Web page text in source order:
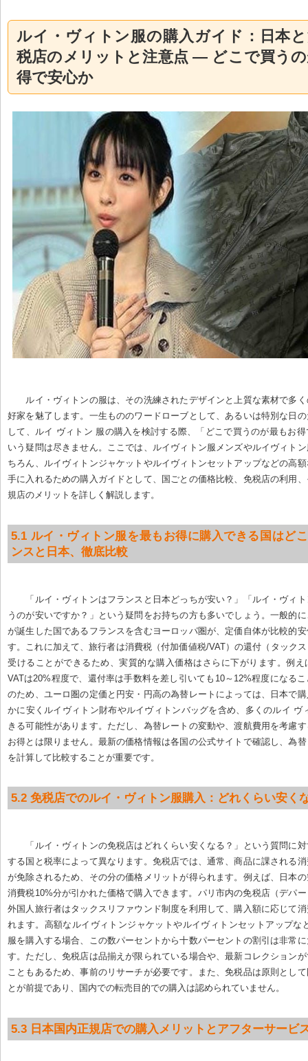
ルイ・ヴィトン服の購入ガイド：日本
税店のメリットと注意点 — どこで買う
得で安心か
ルイ・ヴィトンの服は、その洗練されたデザインと上質な素材で多
好家を魅了します。一生もののワードローブとして、あるいは特別な日
して、ルイ ヴィトン 服の購入を検討する際、「どこで買うのが最もお
いう疑問は尽きません。ここでは、ルイヴィトン服メンズやルイヴィト
ちろん、ルイヴィトンジャケットやルイヴィトンセットアップなどの高
手に入れるための購入ガイドとして、国ごとの価格比較、免税店の利用
規店のメリットを詳しく解説します。
5.1 ルイ・ヴィトン服を最もお得に購入できる国はど
ンスと日本、徹底比較
「ルイ・ヴィトンはフランスと日本どっちが安い？」「ルイ・ヴィ
うのが安いですか？」という疑問をお持ちの方も多いでしょう。一般的
が誕生した国であるフランスを含むヨーロッパ圏が、定価自体が比較的
す。これに加えて、旅行者は消費税（付加価値税/VAT）の還付（タック
受けることができるため、実質的な購入価格はさらに下がります。例え
VATは20%程度で、還付率は手数料を差し引いても10～12%程度になる
のため、ユーロ圏の定価と円安・円高の為替レートによっては、日本で
かに安くルイヴィトン財布やルイヴィトンバッグを含め、多くのルイ ヴ
きる可能性があります。ただし、為替レートの変動や、渡航費用を考慮
お得とは限りません。最新の価格情報は各国の公式サイトで確認し、為
を計算して比較することが重要です。
5.2 免税店でのルイ・ヴィトン服購入：どれくらい安く
「ルイ・ヴィトンの免税店はどれくらい安くなる？」という質問に
する国と税率によって異なります。免税店では、通常、商品に課される
が免除されるため、その分の価格メリットが得られます。例えば、日本
消費税10%分が引かれた価格で購入できます。パリ市内の免税店（デパ
外国人旅行者はタックスリファウンド制度を利用して、購入額に応じて
れます。高額なルイヴィトンジャケットやルイヴィトンセットアップな
服を購入する場合、この数パーセントから十数パーセントの割引は非常
す。ただし、免税店は品揃えが限られている場合や、最新コレクション
こともあるため、事前のリサーチが必要です。また、免税品は原則とし
とが前提であり、国内での転売目的での購入は認められていません。
5.3 日本国内正規店での購入メリットとアフターサービ